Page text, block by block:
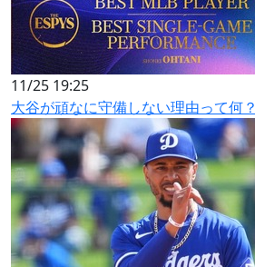
11/25 19:25
大谷が頑なに守備しない理由って何？